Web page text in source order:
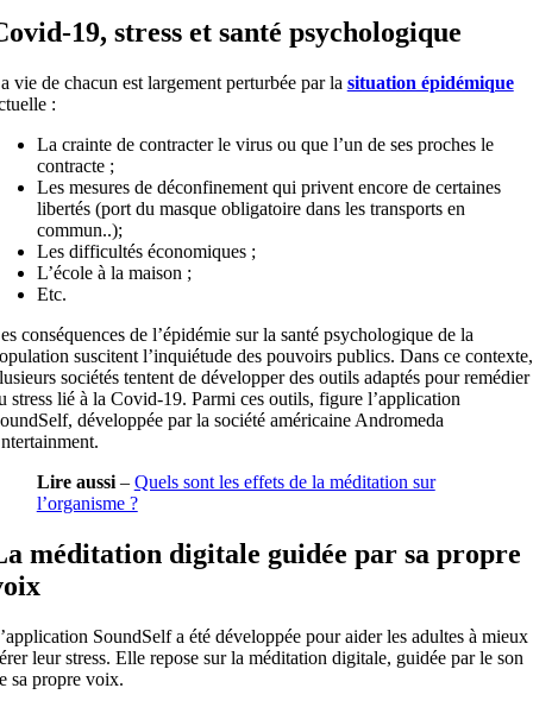
19, stress et santé psychologique
vie de chacun est largement perturbée par la situation épidémique
:
La crainte de contracter le virus ou que l’un de ses proches le
contracte ;
Les mesures de déconfinement qui privent encore de certaines
libertés (port du masque obligatoire dans les transports en
commun..);
Les difficultés économiques ;
L’école à la maison ;
Etc.
conséquences de l’épidémie sur la santé psychologique de la
suscitent l’inquiétude des pouvoirs publics. Dans ce contexte,
sociétés tentent de développer des outils adaptés pour remédier
stress lié à la Covid-19. Parmi ces outils, figure l’application
développée par la société américaine Andromeda
Lire aussi– Quels sont les effets de la méditation sur
l’organisme ?
méditation digitale guidée par sa propre
SoundSelf a été développée pour aider les adultes à mieux
leur stress. Elle repose sur la méditation digitale, guidée par le son
sa propre voix.